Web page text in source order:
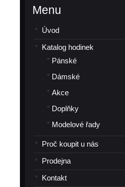
Menu
Úvod
Katalog hodinek
Pánské
Dámské
Akce
Doplňky
Modelové řady
Proč koupit u nás
Prodejna
Kontakt